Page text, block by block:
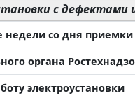
с дефектами
недели со дня приемки
органа
электроустановки